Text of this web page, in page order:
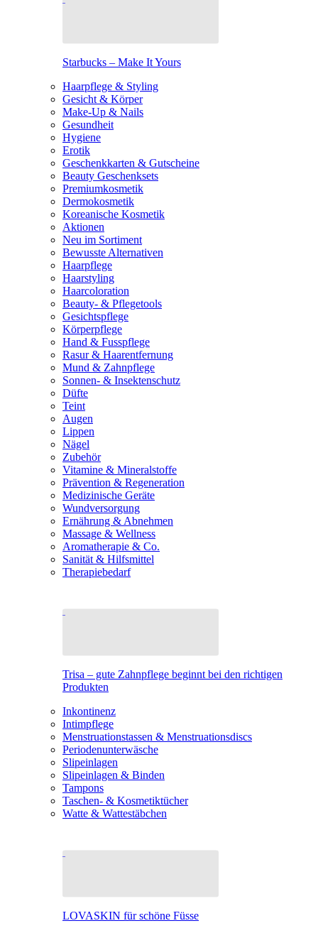
Starbucks – Make It Yours
Haarpflege & Styling
Gesicht & Körper
Make-Up & Nails
Gesundheit
Hygiene
Erotik
Geschenkkarten & Gutscheine
Beauty Geschenksets
Premiumkosmetik
Dermokosmetik
Koreanische Kosmetik
Aktionen
Neu im Sortiment
Bewusste Alternativen
Haarpflege
Haarstyling
Haarcoloration
Beauty- & Pflegetools
Gesichtspflege
Körperpflege
Hand & Fusspflege
Rasur & Haarentfernung
Mund & Zahnpflege
Sonnen- & Insektenschutz
Düfte
Teint
Augen
Lippen
Nägel
Zubehör
Vitamine & Mineralstoffe
Prävention & Regeneration
Medizinische Geräte
Wundversorgung
Ernährung & Abnehmen
Massage & Wellness
Aromatherapie & Co.
Sanität & Hilfsmittel
Therapiebedarf
Trisa – gute Zahnpflege beginnt bei den richtigen
Produkten
Inkontinenz
Intimpflege
Menstruationstassen & Menstruationsdiscs
Periodenunterwäsche
Slipeinlagen
Slipeinlagen & Binden
Tampons
Taschen- & Kosmetiktücher
Watte & Wattestäbchen
LOVASKIN für schöne Füsse